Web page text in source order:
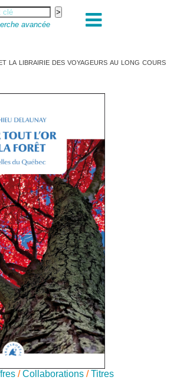
avancée
et la librairie des voyageurs au long cours
/Collaborations /Titres